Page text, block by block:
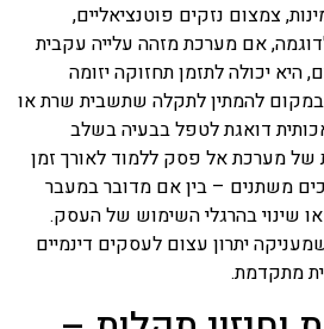
צמצום נזקים פוטנציאליים,
אם מערכת מזהה עלייה עקבית
היא יכולה לתזמן תחזוקה יזומה
במקום להמתין לתקלה שתשבית שרת או
דואגת לטפל בבעיה בשלב
של מערכת אל פסק ללמוד לאורך זמן
משתנים – בין אם מדובר במעבר
שינוי בהרגלי השימוש של העסק.
יתרון עצום לעסקים דינמיים
מתקדמת.